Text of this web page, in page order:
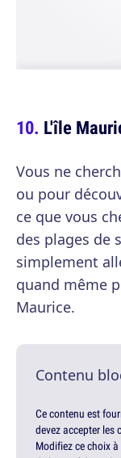
L'île
Vous ne
ou pour
ce que vous
des plages de
simplement
quand même
Maurice.
Contenu
Ce contenu est
devez accepter les
Modifiez ce choix